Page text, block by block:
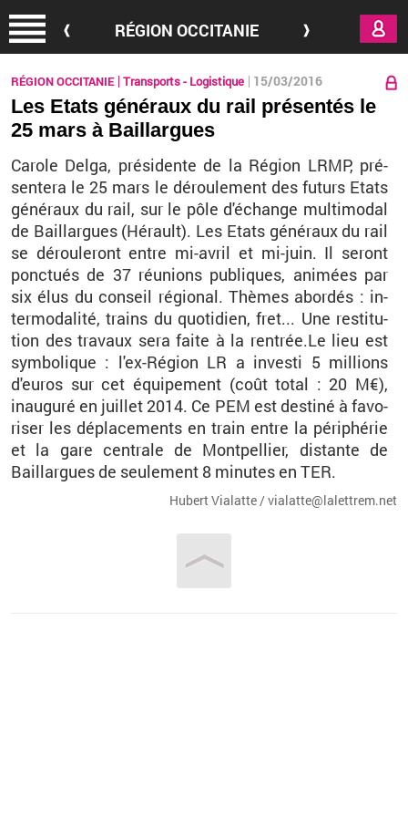
RÉGION OCCITANIE
RÉGION OCCITANIE Transports - Logistique 15/03/2016
Les Etats généraux du rail présentés le
25 mars à Baillargues
Ca­role Delga, pré­si­dente de la Ré­gion LRMP, pré­
sen­tera le 25 mars le dé­rou­le­ment des fu­turs Etats
gé­né­raux du rail, sur le pôle d'échange mul­ti­mo­dal
de Baillargues (Hé­rault). Les Etats gé­né­raux du rail
se dé­rou­le­ront entre mi-avril et mi-juin. Il se­ront
ponc­tués de 37 réunions pu­bliques, ani­mées par
six élus du conseil ré­gio­nal. Thèmes abor­dés : in­
ter­mo­da­lité, trains du quo­ti­dien, fret... Une res­ti­tu­
tion des tra­vaux sera faite à la ren­trée.Le lieu est
sym­bo­lique : l'ex-Ré­gion LR a in­vesti 5 mil­lions
d'eu­ros sur cet équi­pe­ment (coût total : 20 M€),
inau­guré en juillet 2014. Ce PEM est des­tiné à fa­vo­
ri­ser les dé­pla­ce­ments en train entre la pé­ri­phé­rie
et la gare cen­trale de Mont­pel­lier, dis­tante de
Baillargues de seule­ment 8 mi­nutes en TER.
Hu­bert Via­latte / via­lat­te@​la­let­trem.​net